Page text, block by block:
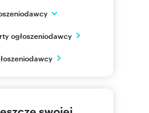
ogłoszeniodawcy